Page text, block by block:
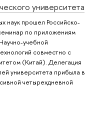
университета
наук прошел Российско-
по приложениям
учебной
совместно с
(Китай). Делегация
университета прибыла в
четырехдневной